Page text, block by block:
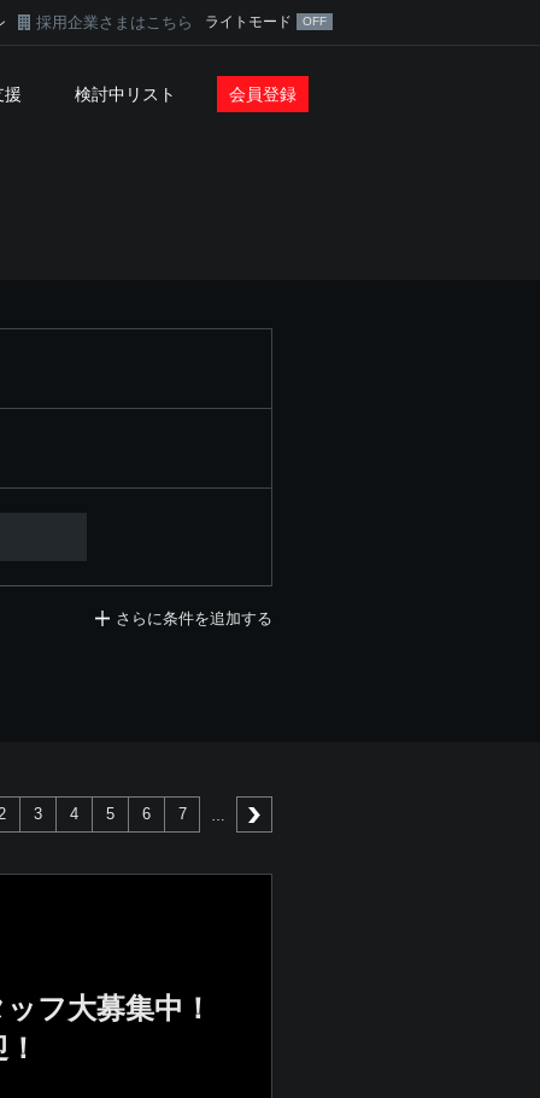
採用企業さまはこちら ライトモード
援 検討中リスト 会員登録
さらに条件を追加する
3 4 5 6 7
フ大募集中！